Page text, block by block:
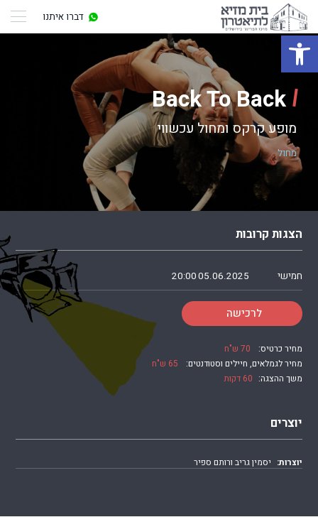
פתח סרגל נגישות
דברו איתנו
Back To Back
מופע קרקס ומחול עכשווי
מחול
הצגות קרובות
חמישי 05.06.2025
20:00
לרכישה
מחיר כרטיס:
70 ש"ח
מחיר לגמלאים, חיילים וסטודנטים:
65 ש"ח
משך ההצגה: 60 דקות
יוצרים
יוצרות: יסמין גריב ורותם ספיר